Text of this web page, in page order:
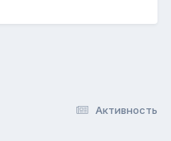
Активность